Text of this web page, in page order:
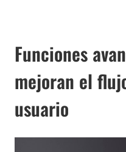
Funciones
mejoran el
usuario